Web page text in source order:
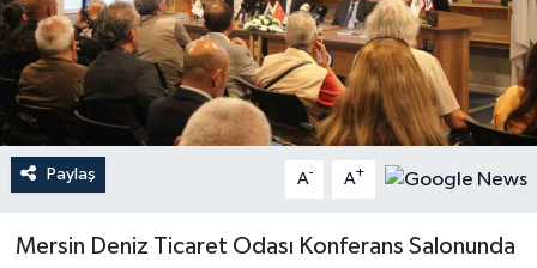
Paylaş A- A+
Mersin Deniz Ticaret Odası Konferans Salonunda
Resmi İlan
Sağlık
Sürmanşet
Teknoloji